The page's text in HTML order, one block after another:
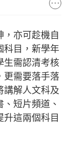
亦可趁機自
科目，新學年
生需認清考核
更需要落手落
講解人文科及
短片頻道、
這兩個科目